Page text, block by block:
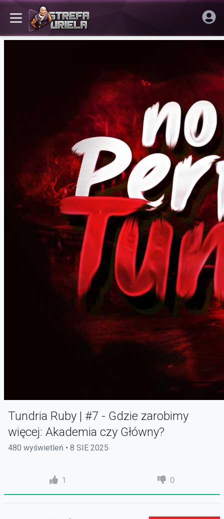
Tundria Ruby | #7 - Gdzie zarobimy
więcej: Akademia czy Główny?
480 wyświetleń • 8 SIE 2025
1 0